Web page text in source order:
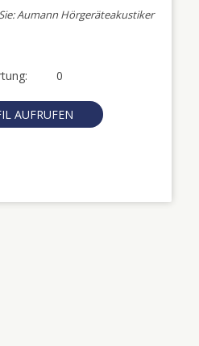
Aumann Hörgeräteakustiker
0
AUFRUFEN